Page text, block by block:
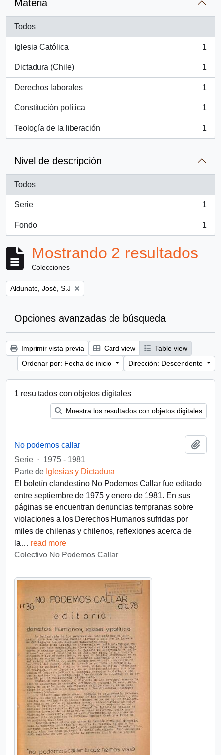
Materia
Todos
Iglesia Católica
, 1 resultados
1
Dictadura (Chile)
, 1 resultados
1
Derechos laborales
, 1 resultados
1
Constitución política
, 1 resultados
1
Teología de la liberación
, 1 resultados
1
Nivel de descripción
Todos
Serie
, 1 resultados
1
Fondo
, 1 resultados
1
Mostrando 2 resultados
Colecciones
Remove filter:
Aldunate, José, S.J
Opciones avanzadas de búsqueda
Imprimir vista previa Card view
Table view
Ordenar por: Fecha de inicio
Dirección: Descendente
1 resultados con objetos digitales
Muestra los resultados con objetos digitales
No podemos callar
Serie · 1975 - 1981
Parte de Iglesias y Dictadura
El boletín clandestino No Podemos Callar fue editado
entre septiembre de 1975 y enero de 1981. En sus
páginas se encuentran denuncias tempranas sobre
violaciones a los Derechos Humanos sufridas por
miles de chilenas y chilenos, reflexiones acerca de
la… read more
Colectivo No Podemos Callar